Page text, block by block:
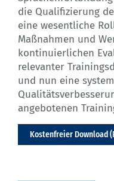
die Qualifizierung
eine wesentliche
Maßnahmen und
kontinuierlichen
relevanter
und nun eine
angebotenen
Kostenfreier Download